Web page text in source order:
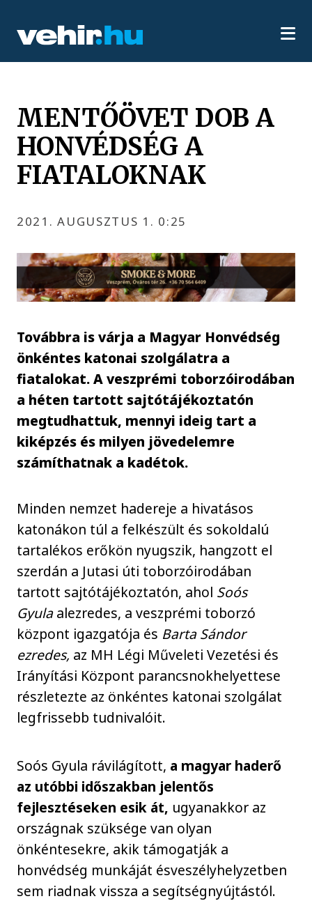
MENTŐÖVET DOB A
HONVÉDSÉG A
FIATALOKNAK
2021. AUGUSZTUS 1. 0:25
Továbbra is várja a Magyar Honvédség
önkéntes katonai szolgálatra a
fiatalokat. A veszprémi toborzóirodában
a héten tartott sajtótájékoztatón
megtudhattuk, mennyi ideig tart a
kiképzés és milyen jövedelemre
számíthatnak a kadétok.
Minden nemzet hadereje a hivatásos
katonákon túl a felkészült és sokoldalú
tartalékos erőkön nyugszik, hangzott el
szerdán a Jutasi úti toborzóirodában
tartott sajtótájékoztatón, ahol Soós
Gyulaalezredes, a veszprémi toborzó
központ igazgatója és Barta Sándor
ezredes, az MH Légi Műveleti Vezetési és
Irányítási Központ parancsnokhelyettese
részletezte az önkéntes katonai szolgálat
legfrissebb tudnivalóit.
Soós Gyula rávilágított, a magyar haderő
az utóbbi időszakban jelentős
fejlesztéseken esik át, ugyanakkor az
országnak szüksége van olyan
önkéntesekre, akik támogatják a
honvédség munkáját ésveszélyhelyzetben
sem riadnak vissza a segítségnyújtástól.